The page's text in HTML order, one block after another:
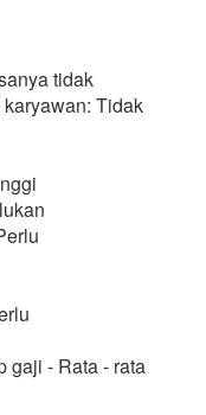
tidak
Tidak
gaji - Rata - rata